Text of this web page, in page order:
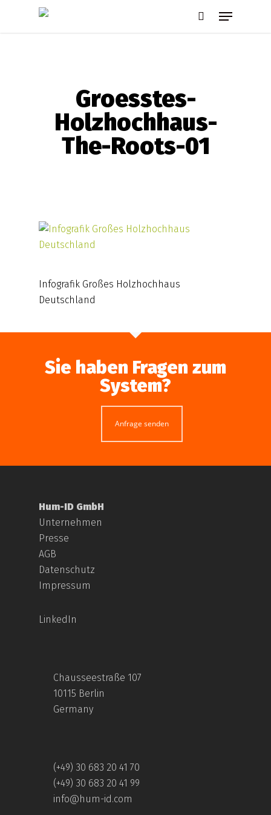
Menu
Groesstes-
Holzhochhaus-
The-Roots-01
Infografik Großes Holzhochhaus
Deutschland
Sie haben Fragen zum
System?
Anfrage senden
Hum-ID GmbH
Unternehmen
Presse
AGB
Datenschutz
Impressum
LinkedIn
Chausseestraße 107
10115 Berlin
Germany
(+49) 30 683 20 41 70
(+49) 30 683 20 41 99
info@hum-id.com